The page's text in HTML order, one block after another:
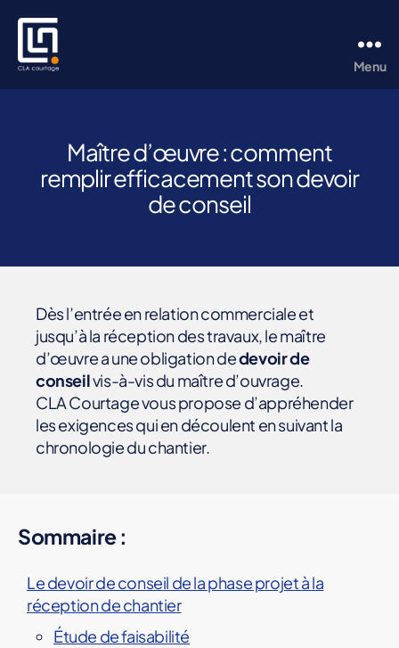
Menu
Catégories
E
P
S
R
S
Q
U
S
Maître d’œuvre : comment
remplir efficacement son devoir
de conseil
Dès l’entrée en relation commerciale et
jusqu’à la réception des travaux, le maître
d’œuvre a une obligation dedevoir de
conseilvis-à-vis du maître d’ouvrage.
CLA Courtage vous propose d’appréhender
les exigences qui en découlent en suivant la
chronologie du chantier.
Sommaire :
Le devoir de conseil de la phase projet à la
réception de chantier
Étude de faisabilité